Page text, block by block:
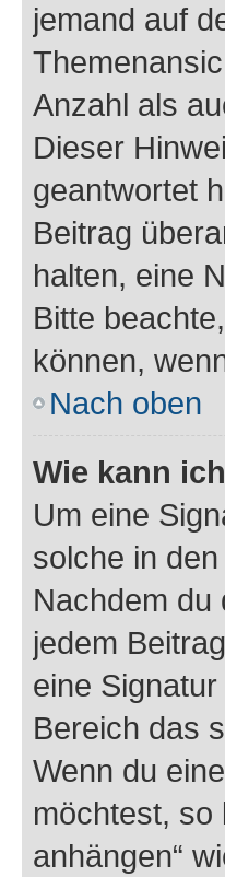
jemand auf
Anzahl als
Dieser
geantwortet
Beitrag
halten, eine
Bitte
können,
Nach oben
Wie kann
Um eine
solche in
Nachdem du
jedem
eine
Bereich das
Wenn du
möchtest, so
anhängen“